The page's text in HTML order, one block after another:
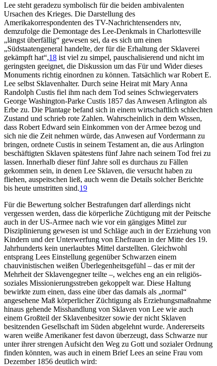
Lee steht geradezu symbolisch für die beiden ambivalenten
Ursachen des Krieges. Die Darstellung des
Amerikakorrespondenten des TV-Nachrichtensenders ntv,
demzufolge die Demontage des Lee-Denkmals in Charlottesville
„längst überfällig“ gewesen sei, da es sich um einen
„Südstaatengeneral handelte, der für die Erhaltung der Sklaverei
gekämpft hat“,18 ist viel zu simpel, pauschalisierend und nicht im
geringsten geeignet, die Diskussion um das Für und Wider dieses
Monuments richtig einordnen zu können. Tatsächlich war Robert E.
Lee selbst Sklavenhalter. Durch seine Heirat mit Mary Anna
Randolph Custis fiel ihm nach dem Tod seines Schwiegervaters
George Washington-Parke Custis 1857 das Anwesen Arlington als
Erbe zu. Die Plantage befand sich in einem wirtschaftlich schlechten
Zustand und schrieb rote Zahlen. Wahrscheinlich in dem Wissen,
dass Robert Edward sein Einkommen von der Armee bezog und
sich nie die Zeit nehmen würde, das Anwesen auf Vordermann zu
bringen, ordnete Custis in seinem Testament an, die aus Arlington
beschäftigten Sklaven spätestens fünf Jahre nach seinem Tod frei zu
lassen. Innerhalb dieser fünf Jahre soll es durchaus zu Fällen
gekommen sein, in denen Lee Sklaven, die versucht haben zu
fliehen, auspeitschen ließ, auch wenn die Details solcher Berichte
bis heute umstritten sind.19
Für die Bewertung solcher Bestrafungen darf allerdings nicht
vergessen werden, dass die körperliche Züchtigung mit der Peitsche
auch in der US-Armee nach wie vor ein gängiges Mittel zur
Disziplinierung gewesen ist und Schläge auch in der Erziehung von
Kindern und der Unterwerfung von Ehefrauen in der Mitte des 19.
Jahrhunderts kein unerlaubtes Mittel darstellten. Gleichwohl
entsprang Lees Einstellung gegenüber Schwarzen einem
chauvinistischen weißen Überlegenheitsgefühl – das er mit der
Mehrheit der Sklavengegner teilte –, welches eng an ein religiös-
soziales Missionierungsstreben gekoppelt war. Diese Haltung
bewirkte zum einen, dass eine über das damals als „normal“
angesehene Maß körperlicher Züchtigung als Erziehungsmaßnahme
hinaus gehende Misshandlung von Sklaven von Lee wie auch
einem Großteil der Sklavenbesitzer sowie der nicht Sklaven
besitzenden Gesellschaft im Süden abgelehnt wurde. Andererseits
waren weiße Amerikaner fest davon überzeugt, dass Schwarze nur
unter ihrer strengen Aufsicht den Weg zu Gott und sozialer Ordnung
finden könnten, was auch in einem Brief Lees an seine Frau vom
Dezember 1856 deutlich wird: